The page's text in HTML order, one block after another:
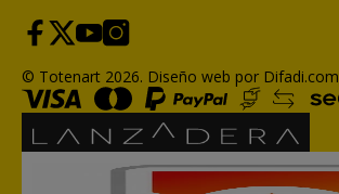
© Totenart 2026. Diseño web por Difadi.com